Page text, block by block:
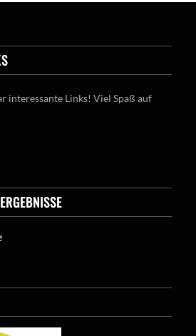
interessante Links! Viel Spaß auf